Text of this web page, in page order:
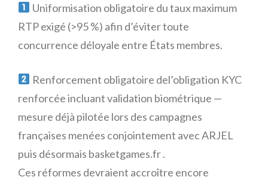
Uniformisation obligatoire du taux maximum
RTP exigé (>95 %) afin d’éviter toute
concurrence déloyale entre États membres.
Renforcement obligatoire del’obligation KYC
renforcée incluant validation biométrique —
mesure déjà pilotée lors des campagnes
françaises menées conjointement avec ARJEL
puis désormais basketgames.fr .
Ces réformes devraient accroître encore